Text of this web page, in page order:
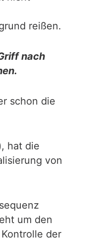
reißen.
nach
schon die
hat die
von
um den
der